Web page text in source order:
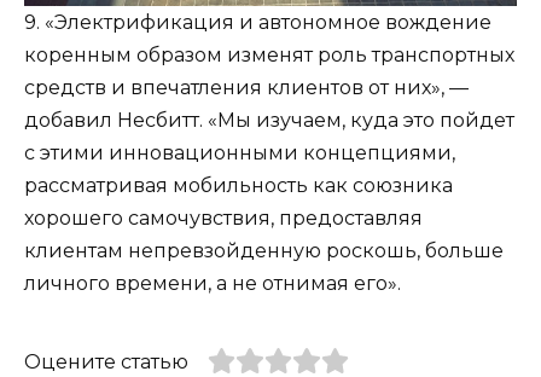
9. «Электрификация и автономное вождение
коренным образом изменят роль транспортных
средств и впечатления клиентов от них», —
добавил Несбитт. «Мы изучаем, куда это пойдет
с этими инновационными концепциями,
рассматривая мобильность как союзника
хорошего самочувствия, предоставляя
клиентам непревзойденную роскошь, больше
личного времени, а не отнимая его».
Оцените статью